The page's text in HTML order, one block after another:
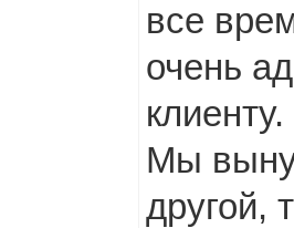
все
очень
клиенту.
Мы
другой,